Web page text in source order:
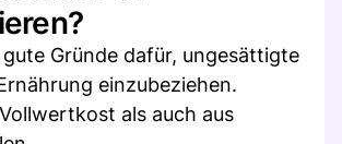
Gründe dafür, ungesättigte
einzubeziehen.
als auch aus